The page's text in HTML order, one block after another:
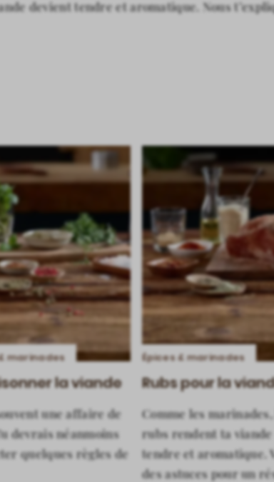
devient tendre et aromatique. Nous
marinades
la viande
une affaire de
devrais néanmoins
quelques règles de
Épices & marinades
Rubs pour la
Comme les
rubs rendent ta viande
tendre et aromatique.
des astuces pour un